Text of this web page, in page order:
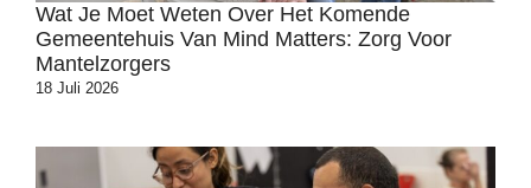
Wat Je Moet Weten Over Het Komende
Gemeentehuis Van Mind Matters: Zorg Voor
Mantelzorgers
18 Juli 2026